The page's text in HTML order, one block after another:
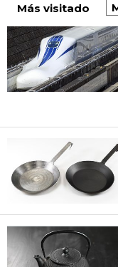
Más visitado